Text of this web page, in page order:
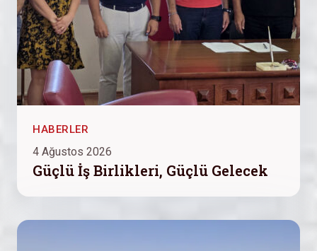
HABERLER
4 Ağustos 2026
Güçlü İş Birlikleri, Güçlü Gelecek